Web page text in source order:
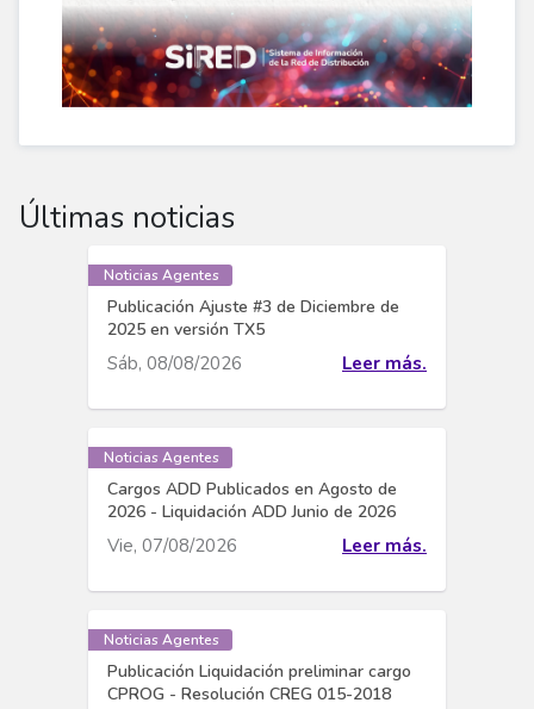
Últimas noticias
Noticias Agentes
Publicación Ajuste #3 de Diciembre de
2025 en versión TX5
Sáb, 08/08/2026 Leer más.
Noticias Agentes
Cargos ADD Publicados en Agosto de
2026 - Liquidación ADD Junio de 2026
Vie, 07/08/2026 Leer más.
Noticias Agentes
Publicación Liquidación preliminar cargo
CPROG - Resolución CREG 015-2018